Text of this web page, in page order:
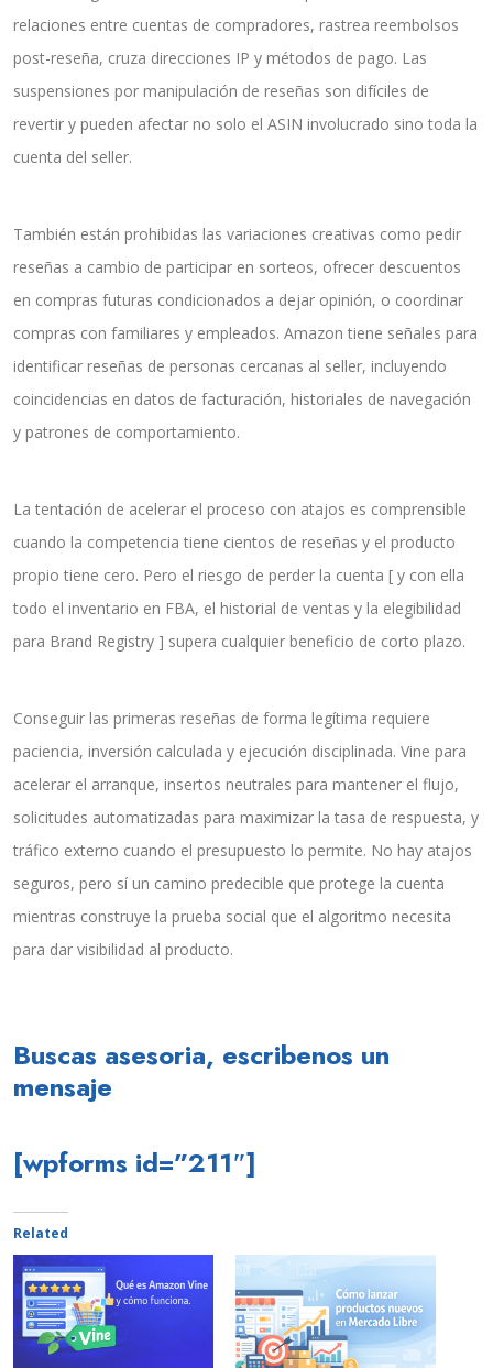
relaciones entre cuentas de compradores, rastrea reembolsos
post-reseña, cruza direcciones IP y métodos de pago. Las
suspensiones por manipulación de reseñas son difíciles de
revertir y pueden afectar no solo el ASIN involucrado sino toda la
cuenta del seller.
También están prohibidas las variaciones creativas como pedir
reseñas a cambio de participar en sorteos, ofrecer descuentos
en compras futuras condicionados a dejar opinión, o coordinar
compras con familiares y empleados. Amazon tiene señales para
identificar reseñas de personas cercanas al seller, incluyendo
coincidencias en datos de facturación, historiales de navegación
y patrones de comportamiento.
La tentación de acelerar el proceso con atajos es comprensible
cuando la competencia tiene cientos de reseñas y el producto
propio tiene cero. Pero el riesgo de perder la cuenta [ y con ella
todo el inventario en FBA, el historial de ventas y la elegibilidad
para Brand Registry ] supera cualquier beneficio de corto plazo.
Conseguir las primeras reseñas de forma legítima requiere
paciencia, inversión calculada y ejecución disciplinada. Vine para
acelerar el arranque, insertos neutrales para mantener el flujo,
solicitudes automatizadas para maximizar la tasa de respuesta, y
tráfico externo cuando el presupuesto lo permite. No hay atajos
seguros, pero sí un camino predecible que protege la cuenta
mientras construye la prueba social que el algoritmo necesita
para dar visibilidad al producto.
Buscas asesoria, escribenos un
mensaje
[wpforms id=”211″]
Related